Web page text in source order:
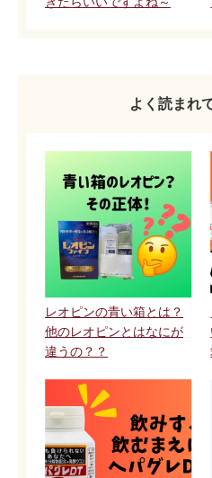
よく読まれ
レオピンの青い箱とは？
他のレオピンとはなにが
違うの？？